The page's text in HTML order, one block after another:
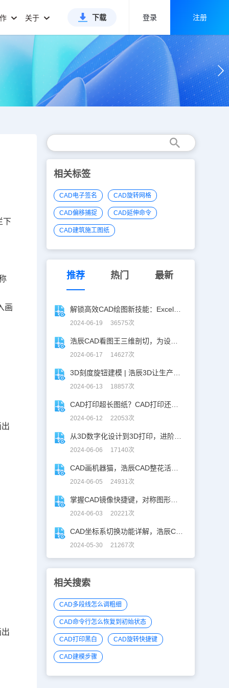
关于 下载 登录 注册
下
画
相关标签
CAD电子签名 CAD旋转网格
CAD偏移捕捉 CAD延伸命令
CAD建筑施工图纸
推荐 热门 最新
2024-06-19 36575次
2024-06-17 14627次
2024-06-13 18857次
2024-06-12 22053次
2024-06-06 17140次
2024-06-05 24931次
2024-06-03 20221次
2024-05-30 21267次
相关搜索
CAD多段线怎么调粗细
CAD命令行怎么恢复到初始状态
CAD打印黑白 CAD旋转快捷键
CAD建模步骤